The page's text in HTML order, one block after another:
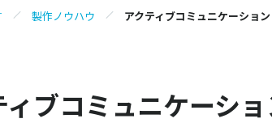
製作ノウハウ アクティブコミュニケーショ
ィブコミュニケーシ